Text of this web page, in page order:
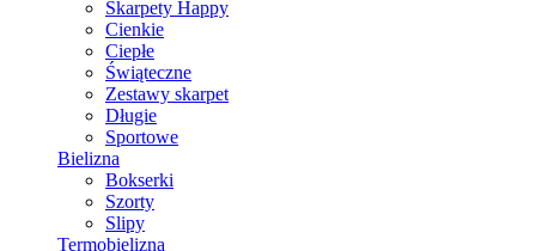
Skarpety Happy
Cienkie
Ciepłe
Świąteczne
Zestawy skarpet
Długie
Sportowe
Bielizna
Bokserki
Szorty
Slipy
Termobielizna